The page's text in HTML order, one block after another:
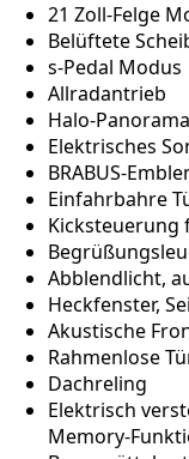
21 Zoll-Felge
Belüftete
s-Pedal Modus
Allradantrieb
Halo-
Elektrisches
BRABUS-
Einfahrbahre
Kicksteuerung
Abblendlicht,
Heckfenster,
Akustische
Rahmenlose
Dachreling
Elektrisch
Memory-